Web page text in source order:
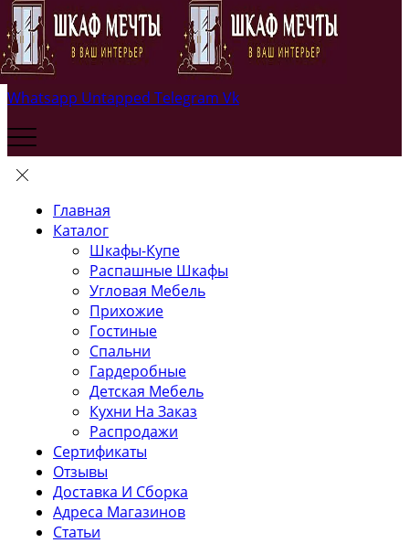
Whatsapp Untapped Telegram Vk
Главная
Каталог
Шкафы-Купе
Распашные Шкафы
Угловая Мебель
Прихожие
Гостиные
Спальни
Гардеробные
Детская Мебель
Кухни На Заказ
Распродажи
Сертификаты
Отзывы
Доставка И Сборка
Адреса Магазинов
Статьи